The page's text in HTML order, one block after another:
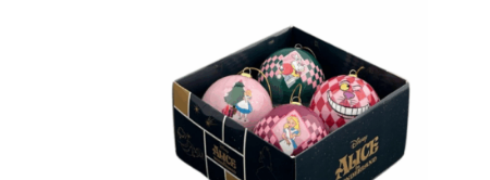
à la liste
d'envie